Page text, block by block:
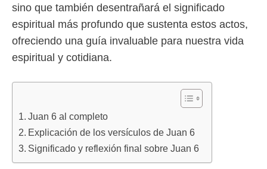
sino que también desentrañará el significado
espiritual más profundo que sustenta estos actos,
ofreciendo una guía invaluable para nuestra vida
espiritual y cotidiana.
Juan 6 al completo
Explicación de los versículos de Juan 6
Significado y reflexión final sobre Juan 6